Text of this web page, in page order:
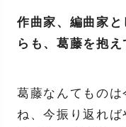
作曲家、編曲家
らも、葛藤を抱え
葛藤なんてもの
ね、今振り返れ